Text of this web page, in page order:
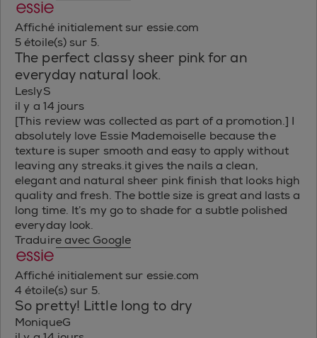
Affiché initialement sur essie.com
5 étoile(s) sur 5.
The perfect classy sheer pink for an
everyday natural look.
LeslyS
il y a 14 jours
[This review was collected as part of a promotion.] I
absolutely love Essie Mademoiselle because the
texture is super smooth and easy to apply without
leaving any streaks.it gives the nails a clean,
elegant and natural sheer pink finish that looks high
quality and fresh. The bottle size is great and lasts a
long time. It’s my go to shade for a subtle polished
everyday look.
Traduire avec Google
Affiché initialement sur essie.com
4 étoile(s) sur 5.
So pretty! Little long to dry
MoniqueG